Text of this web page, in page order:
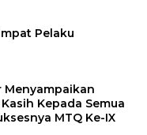
Pelaku
Menyampaikan
Kepada Semua
MTQ Ke-IX